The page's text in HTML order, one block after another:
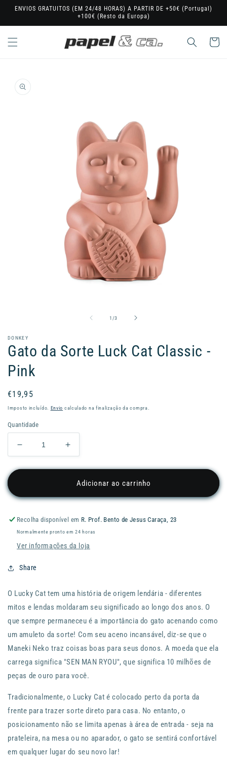
Saltar
para o
ENVIOS GRATUITOS (EM 24/48 HORAS) A PARTIR DE +50€ (Portugal)
+100€ (Resto da Europa)
Carrinho
a
informação
1 /de
3
DONKEY
Gato da Sorte Luck Cat Classic -
Pink
Preço
normal
€19,95
Imposto incluído. Envio calculado na finalização da compra.
Quantidade
Diminuir
a
quantidade
da
Luck
Cat
Classic
Pink
Aumentar
a
quantidade
da
Luck
Cat
Classic
Adicionar ao carrinho
Recolha disponível em R. Prof. Bento de Jesus Caraça, 23
Normalmente pronto em 24 horas
Ver informações da loja
Share
O Lucky Cat tem uma história de origem lendária - diferentes
mitos e lendas moldaram seu significado ao longo dos anos. O
que sempre permaneceu é a importância do gato acenando como
um amuleto da sorte! Com seu aceno incansável, diz-se que o
Maneki Neko traz coisas boas para seus donos. A moeda que ela
carrega significa "SEN MAN RYOU", que significa 10 milhões de
peças de ouro para você.
Tradicionalmente, o Lucky Cat é colocado perto da porta da
frente para trazer sorte direto para casa. No entanto, o
posicionamento não se limita apenas à área de entrada - seja na
prateleira, na mesa ou no aparador, o gato se sentirá confortável
em qualquer lugar do seu novo lar!